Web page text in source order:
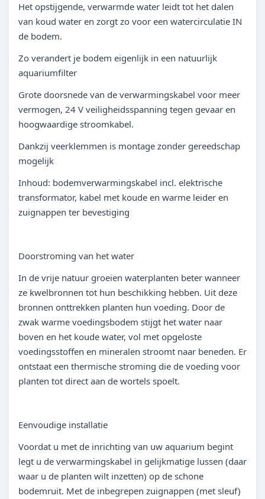
Het opstijgende, verwarmde water leidt tot het dalen
van koud water en zorgt zo voor een watercirculatie IN
de bodem.
Zo verandert je bodem eigenlijk in een natuurlijk
aquariumfilter
Grote doorsnede van de verwarmingskabel voor meer
vermogen, 24 V veiligheidsspanning tegen gevaar en
hoogwaardige stroomkabel.
Dankzij veerklemmen is montage zonder gereedschap
mogelijk
Inhoud: bodemverwarmingskabel incl. elektrische
transformator, kabel met koude en warme leider en
zuignappen ter bevestiging
Doorstroming van het water
In de vrije natuur groeien waterplanten beter wanneer
ze kwelbronnen tot hun beschikking hebben. Uit deze
bronnen onttrekken planten hun voeding. Door de
zwak warme voedingsbodem stijgt het water naar
boven en het koude water, vol met opgeloste
voedingsstoffen en mineralen stroomt naar beneden. Er
ontstaat een thermische stroming die de voeding voor
planten tot direct aan de wortels spoelt.
Eenvoudige installatie
Voordat u met de inrichting van uw aquarium begint
legt u de verwarmingskabel in gelijkmatige lussen (daar
waar u de planten wilt inzetten) op de schone
bodemruit. Met de inbegrepen zuignappen (met sleuf)